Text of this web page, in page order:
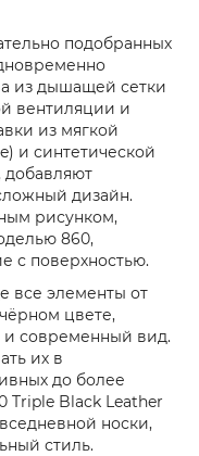
подобранных
из дышащей сетки
вентиляции и
из мягкой
и синтетической
дизайн.
рисунком,
860,
с поверхностью.
все элементы от
цвете,
и современный вид.
их в
до более
Triple Black Leather
носки,
стиль.